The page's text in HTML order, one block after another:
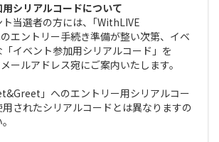
シリアルコードについて
当選者の方には、｢WithLIVE
エントリー手続き準備が整い次第、イベ
イベント参加用シリアルコード」を
ールアドレス宛にご案内いたします。
」へのエントリー用シリアルコー
用されたシリアルコードとは異なりますの